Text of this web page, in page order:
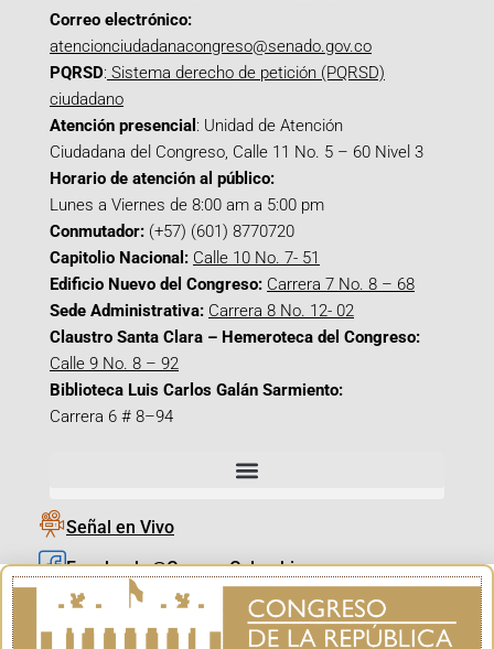
Correo electrónico:
atencionciudadanacongreso@senado.gov.co
PQRSD: Sistema derecho de petición (PQRSD)
ciudadano
Atención presencial : Unidad de Atención
Ciudadana del Congreso, Calle 11 No. 5 – 60 Nivel 3
Horario de atención al público:
Lunes a Viernes de 8:00 am a 5:00 pm
Conmutador: (+57) (601) 8770720
Capitolio Nacional: Calle 10 No. 7- 51
Edificio Nuevo del Congreso: Carrera 7 No. 8 – 68
Sede Administrativa: Carrera 8 No. 12- 02
Claustro Santa Clara – Hemeroteca del Congreso:
Calle 9 No. 8 – 92
Biblioteca Luis Carlos Galán Sarmiento:
Carrera 6 # 8–94
Señal en Vivo
Facebook_@CamaraColombia
Instagram_@CamaraColombia